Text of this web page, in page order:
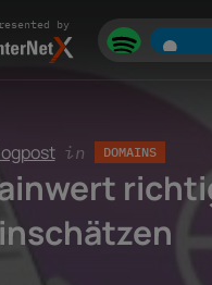
by
in DOMAINS